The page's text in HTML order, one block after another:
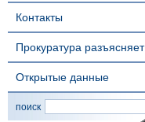
Контакты
Прокуратура разъясняет
Открытые данные
поиск